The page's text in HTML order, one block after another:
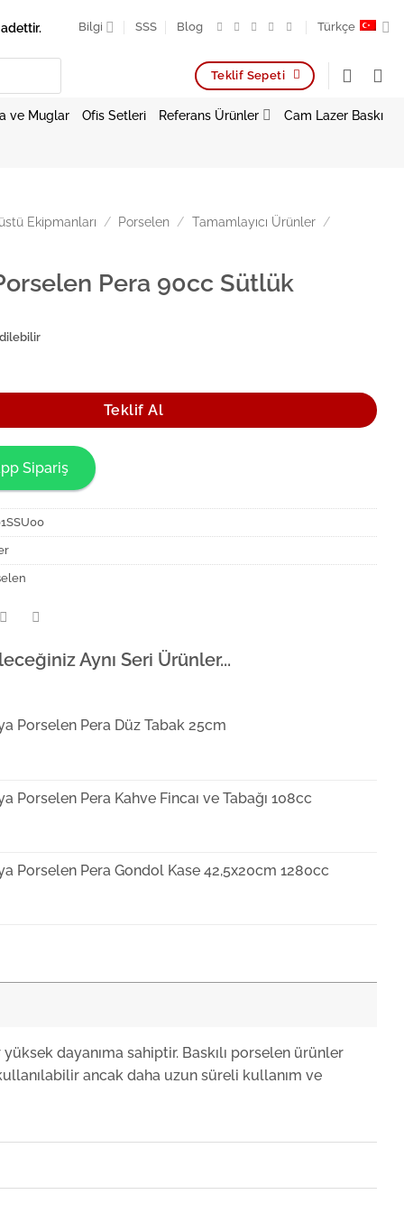
Bilgi SSS Blog Türkçe
Teklif Sepeti
ve Muglar Ofis Setleri Referans Ürünler Cam Lazer Baskı
Ekipmanları / Porselen / Tamamlayıcı Ürünler /
Pera 90cc Sütlük
90cc Sütlük adet
Teklif Al
Sipariş
Aynı Seri Ürünler...
Porselen Pera Düz Tabak 25cm
Porselen Pera Kahve Fincaı ve Tabağı 108cc
Porselen Pera Gondol Kase 42,5x20cm 1280cc
dayanıma sahiptir. Baskılı porselen ürünler
ancak daha uzun süreli kullanım ve